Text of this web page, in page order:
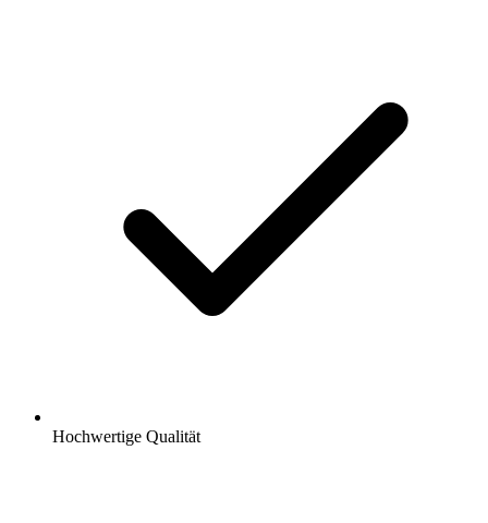
Hochwertige Qualität